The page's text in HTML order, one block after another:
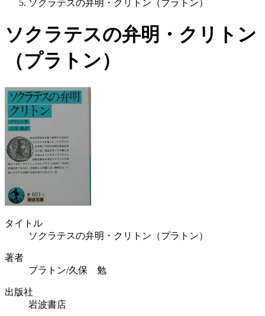
ソクラテスの弁明・クリトン（プラトン）
ソクラテスの弁明・クリトン
（プラトン）
タイトル
ソクラテスの弁明・クリトン（プラトン）
著者
プラトン/久保 勉
出版社
岩波書店